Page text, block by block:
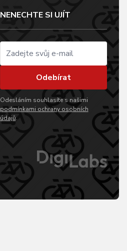
NENECHTE SI UJÍT
Odebírat
Odesláním souhlasíte s našimi
podmínkami ochrany osobních
údajů.